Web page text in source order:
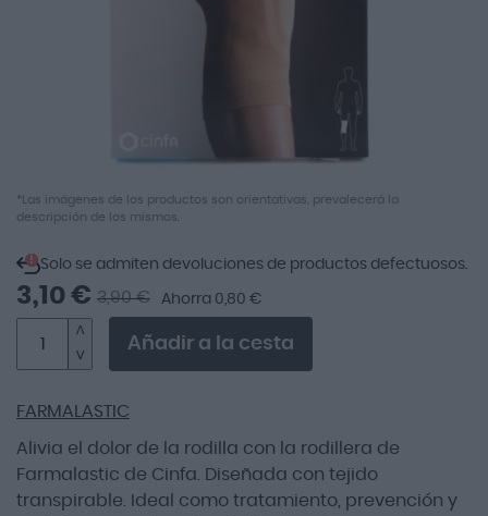
Saltar
al
de
la
galería
imágenes
*Las imágenes de los productos son orientativas, prevalecerá la
descripción de los mismos.
FARMALASTIC
Alivia el dolor de la rodilla con la rodillera de
Farmalastic de Cinfa. Diseñada con tejido
transpirable. Ideal como tratamiento, prevención y
! Solo se admiten devoluciones de productos defectuosos.
3,10 € 3,90 € Ahorra 0,80 €
Añadir a la cesta